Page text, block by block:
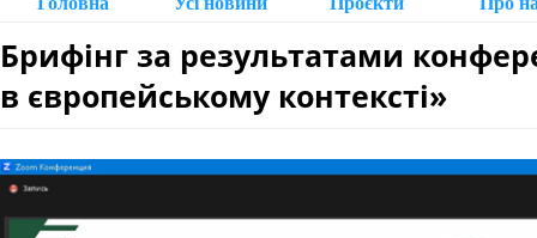
Брифінг за результатами
в європейському контексті»